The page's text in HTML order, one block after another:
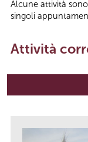
Alcune attività
singoli
Attività